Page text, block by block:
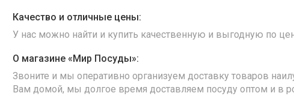
Качество и отличные цены:
У нас можно найти и купить качественную и выгодную по
О магазине «Мир Посуды»:
Звоните и мы оперативно организуем доставку товаров
Вам домой, мы долгое время доставляем посуду оптом и в